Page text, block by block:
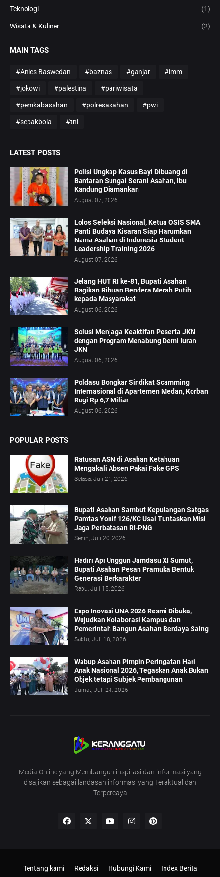
Teknologi (1)
Wisata & Kuliner (2)
MAIN TAGS
#Anies Baswedan #baznas #ganjar #imm
#jokowi #palestina #pariwisata
#pemkabasahan #polresasahan #pwi
#sepakbola #tni
LATEST POSTS
Polisi Ungkap Kasus Bayi Dibuang di
Bantaran Sungai Serani Asahan, Ibu
Kandung Diamankan
August 07, 2026
Lolos Seleksi Nasional, Ketua OSIS SMA
Panti Budaya Kisaran Siap Harumkan
Nama Asahan di Indonesia Student
Leadership Training 2026
August 07, 2026
Jelang HUT RI ke-81, Bupati Asahan
Bagikan Ribuan Bendera Merah Putih
kepada Masyarakat
August 06, 2026
Solusi Menjaga Keaktifan Peserta JKN
dengan Program Menabung Demi Iuran
JKN
August 06, 2026
Poldasu Bongkar Sindikat Scamming
Internasional di Apartemen Medan, Korban
Rugi Rp 6,7 Miliar
August 06, 2026
POPULAR POSTS
Ratusan ASN di Asahan Ketahuan
Mengakali Absen Pakai Fake GPS
Selasa, Juli 21, 2026
Bupati Asahan Sambut Kepulangan Satgas
Pamtas Yonif 126/KC Usai Tuntaskan Misi
Jaga Perbatasan RI-PNG
Senin, Juli 20, 2026
Hadiri Api Unggun Jamdasu XI Sumut,
Bupati Asahan Pesan Pramuka Bentuk
Generasi Berkarakter
Rabu, Juli 15, 2026
Expo Inovasi UNA 2026 Resmi Dibuka,
Wujudkan Kolaborasi Kampus dan
Pemerintah Bangun Asahan Berdaya Saing
Sabtu, Juli 18, 2026
Wabup Asahan Pimpin Peringatan Hari
Anak Nasional 2026, Tegaskan Anak Bukan
Objek tetapi Subjek Pembangunan
Jumat, Juli 24, 2026
Media Online yang Membangun inspirasi dan informasi yang
disajikan sebagai landasan informasi yang Teraktual dan
Terpercaya
Tentang kami Redaksi Hubungi Kami
Index Berita